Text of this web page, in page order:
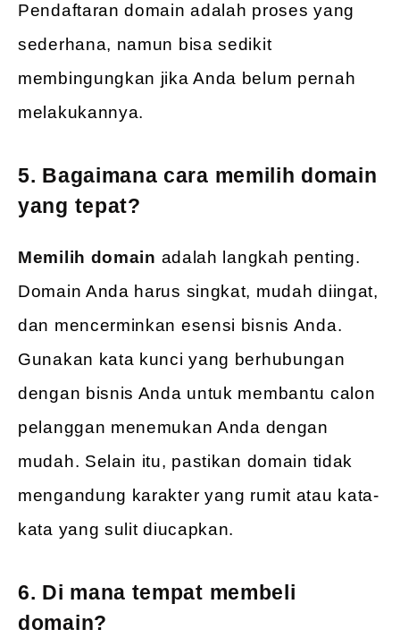
Pendaftaran domain adalah proses yang
sederhana, namun bisa sedikit
membingungkan jika Anda belum pernah
melakukannya.
5. Bagaimana cara memilih domain
yang tepat?
Memilih domain adalah langkah penting.
Domain Anda harus singkat, mudah diingat,
dan mencerminkan esensi bisnis Anda.
Gunakan kata kunci yang berhubungan
dengan bisnis Anda untuk membantu calon
pelanggan menemukan Anda dengan
mudah. Selain itu, pastikan domain tidak
mengandung karakter yang rumit atau kata-
kata yang sulit diucapkan.
6. Di mana tempat membeli
domain?